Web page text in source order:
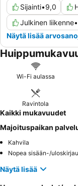
Sijainti•9,0
Julkinen liikenne•
Näytä lisää
Wi-Fi aulassa
Ravintola
Kaikki mukavuudet
Majoituspaikan
Kahvila
Nopea sisään-/
Näytä lisää